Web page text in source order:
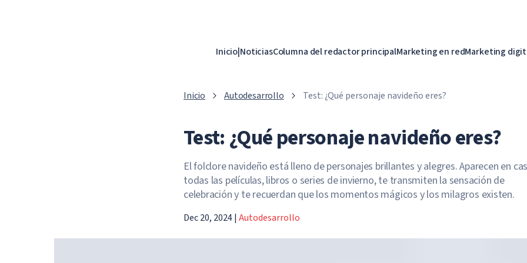
Inicio|NoticiasColumna del redactor principalMarketing en redMarketing
Inicio Autodesarrollo Test: ¿Qué personaje navideño eres?
Test: ¿Qué personaje navideño eres?
El folclore navideño está lleno de personajes brillantes y alegres. Aparecen en
todas las películas, libros o series de invierno, te transmiten la sensación de
celebración y te recuerdan que los momentos mágicos y los milagros existen.
Dec 20, 2024| Autodesarrollo